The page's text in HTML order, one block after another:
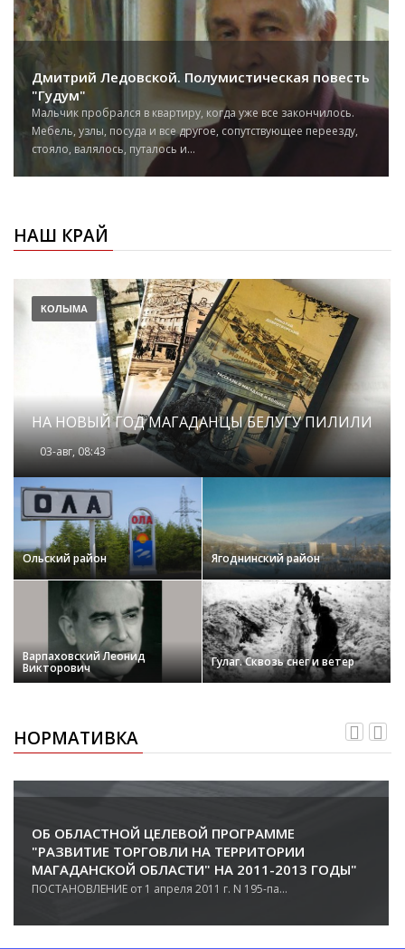
Дмитрий Ледовской. Полумистическая повесть
"Гудум"
Мальчик пробрался в квартиру, когда уже все закончилось.
Мебель, узлы, посуда и все другое, сопутствующее переезду,
стояло, валялось, путалось и...
НАШ КРАЙ
КОЛЫМА
НА НОВЫЙ ГОД МАГАДАНЦЫ БЕЛУГУ ПИЛИЛИ
03-авг, 08:43
Ольский район Ягоднинский район
Варпаховский Леонид
Викторович Гулаг. Сквозь снег и ветер
НОРМАТИВКА
ОБ ОБЛАСТНОЙ ЦЕЛЕВОЙ ПРОГРАММЕ
"РАЗВИТИЕ ТОРГОВЛИ НА ТЕРРИТОРИИ
МАГАДАНСКОЙ ОБЛАСТИ" НА 2011-2013 ГОДЫ"
ПОСТАНОВЛЕНИЕ от 1 апреля 2011 г. N 195-па...